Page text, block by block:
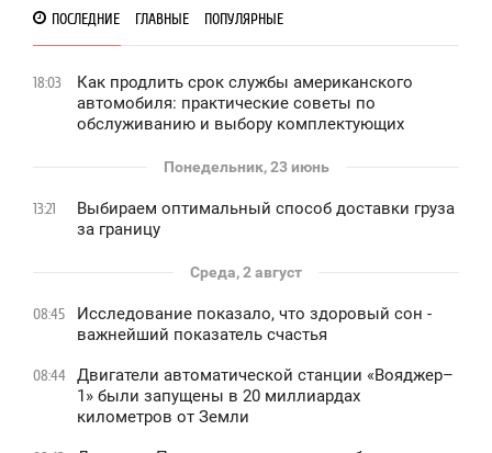
ПОСЛЕДНИЕ ГЛАВНЫЕ ПОПУЛЯРНЫЕ
18:03
Как продлить срок службы американского
автомобиля: практические советы по
обслуживанию и выбору комплектующих
Понедельник, 23 июнь
13:21
Выбираем оптимальный способ доставки груза
за границу
Среда, 2 август
08:45
Исследование показало, что здоровый сон -
важнейший показатель счастья
08:44
Двигатели автоматической станции «Вояджер–
1» были запущены в 20 миллиардах
километров от Земли